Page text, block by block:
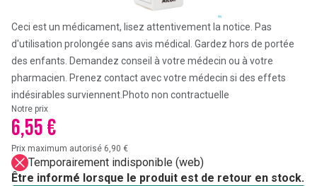
Ceci est un médicament, lisez attentivement la notice. Pas
d'utilisation prolongée sans avis médical. Gardez hors de portée
des enfants. Demandez conseil à votre médecin ou à votre
pharmacien. Prenez contact avec votre médecin si des effets
indésirables surviennent. Photo non contractuelle
Notre prix
6,55 €
Prix maximum autorisé 6,90 €
Temporairement indisponible (web)
Être informé lorsque le produit est de retour en stock.